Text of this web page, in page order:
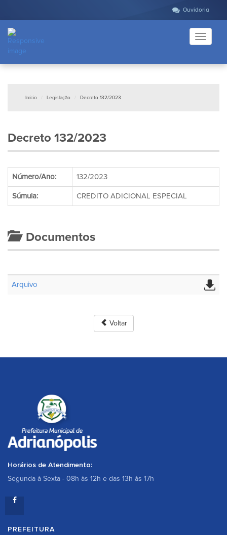
Ouvidoria
Toggle
Início Legislação Decreto 132/2023
Decreto 132/2023
Número/Ano: 132/2023
Súmula: CREDITO ADICIONAL ESPECIAL
Documentos
Arquivo
Voltar
Horários de Atendimento:
Segunda à Sexta - 08h às 12h e das 13h às 17h
PREFEITURA